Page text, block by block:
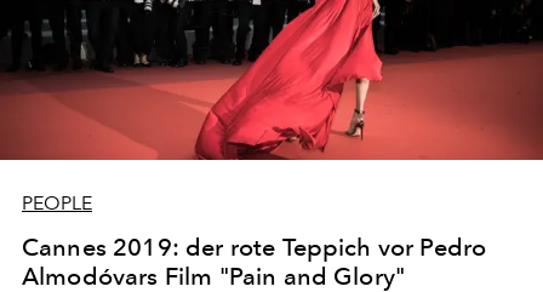
PEOPLE
Cannes 2019: der rote Teppich vor Pedro
Almodóvars Film "Pain and Glory"